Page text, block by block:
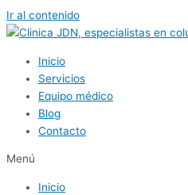
Ir al contenido
Inicio
Servicios
Equipo médico
Blog
Contacto
Menú
Inicio